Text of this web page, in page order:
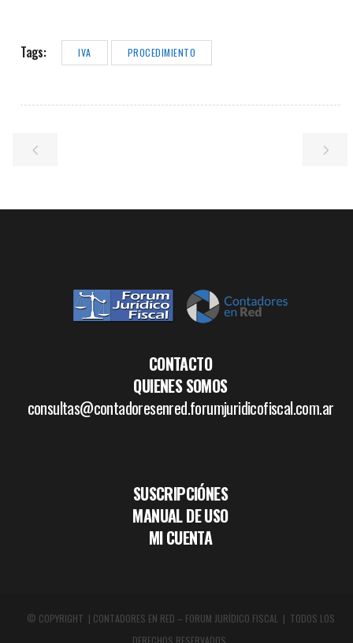
Tags: IVA PROCEDIMIENTO
CONTACTO
QUIENES SOMOS
consultas@contadoresenred.forumjuridicofiscal.com.ar
SUSCRIPCIÓNES
MANUAL DE USO
MI CUENTA
© COPYRIGHT | CONTADORES EN RED – FORUM JURÍDICO FISCAL | TODOS LOS
DERECHOS RESERVADOS.